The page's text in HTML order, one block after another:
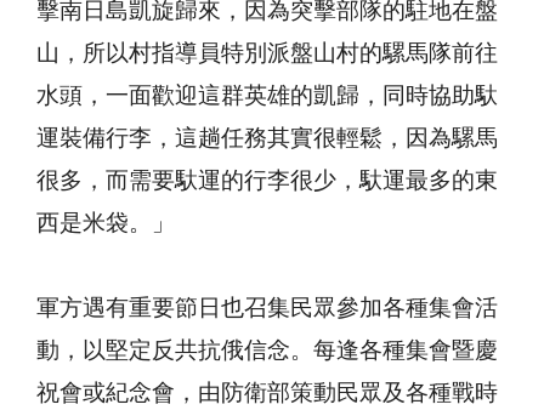
擊南日島凱旋歸來，因為突擊部隊的駐地在盤
山，所以村指導員特別派盤山村的騾馬隊前往
水頭，一面歡迎這群英雄的凱歸，同時協助馱
運裝備行李，這趟任務其實很輕鬆，因為騾馬
很多，而需要馱運的行李很少，馱運最多的東
西是米袋。」
軍方遇有重要節日也召集民眾參加各種集會活
動，以堅定反共抗俄信念。每逢各種集會暨慶
祝會或紀念會，由防衛部策動民眾及各種戰時